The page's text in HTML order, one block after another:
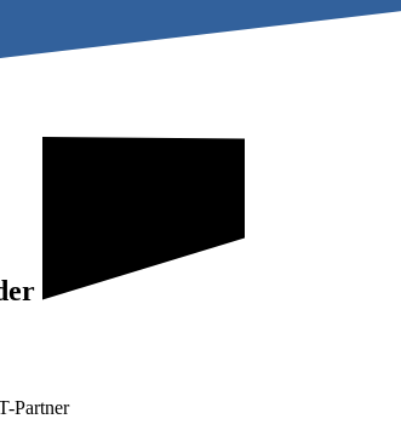
Partner